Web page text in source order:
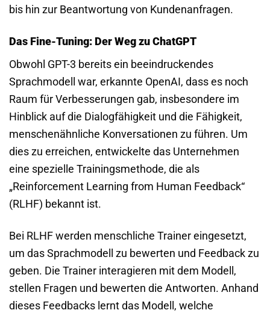
bis hin zur Beantwortung von Kundenanfragen.
Das Fine-Tuning: Der Weg zu ChatGPT
Obwohl GPT-3 bereits ein beeindruckendes
Sprachmodell war, erkannte OpenAI, dass es noch
Raum für Verbesserungen gab, insbesondere im
Hinblick auf die Dialogfähigkeit und die Fähigkeit,
menschenähnliche Konversationen zu führen. Um
dies zu erreichen, entwickelte das Unternehmen
eine spezielle Trainingsmethode, die als
„Reinforcement Learning from Human Feedback“
(RLHF) bekannt ist.
Bei RLHF werden menschliche Trainer eingesetzt,
um das Sprachmodell zu bewerten und Feedback zu
geben. Die Trainer interagieren mit dem Modell,
stellen Fragen und bewerten die Antworten. Anhand
dieses Feedbacks lernt das Modell, welche